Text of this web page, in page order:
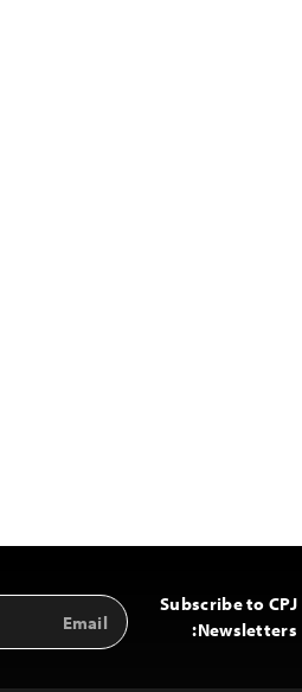
Subscribe to CPJ
Newsletters:
Email
Address